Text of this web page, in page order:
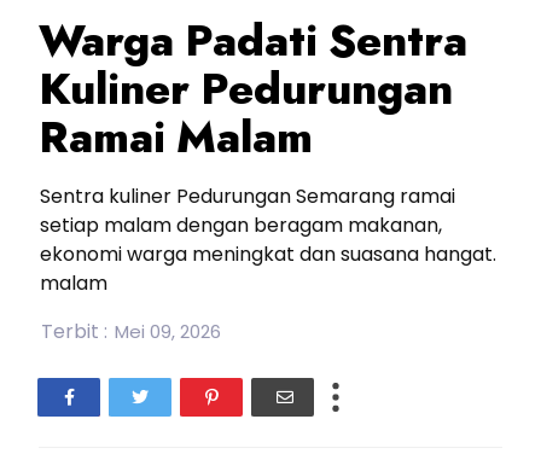
Warga Padati Sentra
Kuliner Pedurungan
Ramai Malam
Sentra kuliner Pedurungan Semarang ramai
setiap malam dengan beragam makanan,
ekonomi warga meningkat dan suasana hangat.
malam
Terbit : Mei 09, 2026